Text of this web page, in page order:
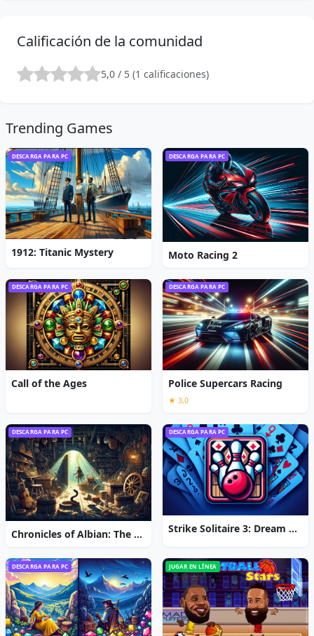
Calificación de la comunidad
5,0 / 5 (1 calificaciones)
Trending Games
DESCARGA PARA PC
1912: Titanic Mystery
DESCARGA PARA PC
Moto Racing 2
DESCARGA PARA PC
Call of the Ages
DESCARGA PARA PC
Police Supercars Racing
★ 3,0
DESCARGA PARA PC
Chronicles of Albian: The Magic Convention
DESCARGA PARA PC
Strike Solitaire 3: Dream Resort
DESCARGA PARA PC JUGAR EN LÍNEA